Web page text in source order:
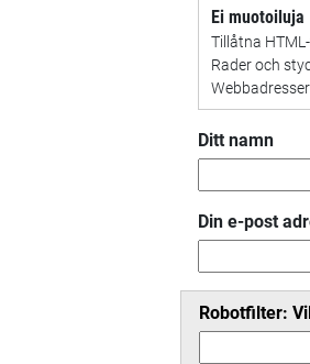
Ei muotoiluja
Tillåtna
Rader och
Ditt namn
Din e-post
Robotfilter: